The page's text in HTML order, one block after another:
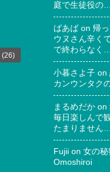
(26)
庭で生徒役の
ばあば on 帰
ウヌさん辛く
で終わらなく
小暮さよ子 on
カンウンタク
まるめだか on
毎日楽しんで
たまりません
Fujii on 女の秘
Omoshiroi